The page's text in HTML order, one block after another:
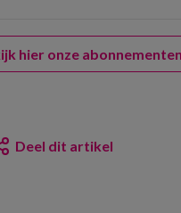
hier onze abonnementen
Deel dit artikel